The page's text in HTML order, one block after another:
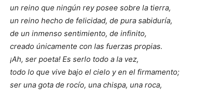
un reino que ningún rey posee sobre la tierra,
un reino hecho de felicidad, de pura sabiduría,
de un inmenso sentimiento, de infinito,
creado únicamente con las fuerzas propias.
¡Ah, ser poeta! Es serlo todo a la vez,
todo lo que vive bajo el cielo y en el firmamento;
ser una gota de rocío, una chispa, una roca,